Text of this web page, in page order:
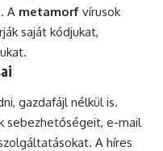
A metamorf vírusok
saját kódjukat,
gazdafájl nélkül is.
sebezhetőségeit, e-mail
A híres